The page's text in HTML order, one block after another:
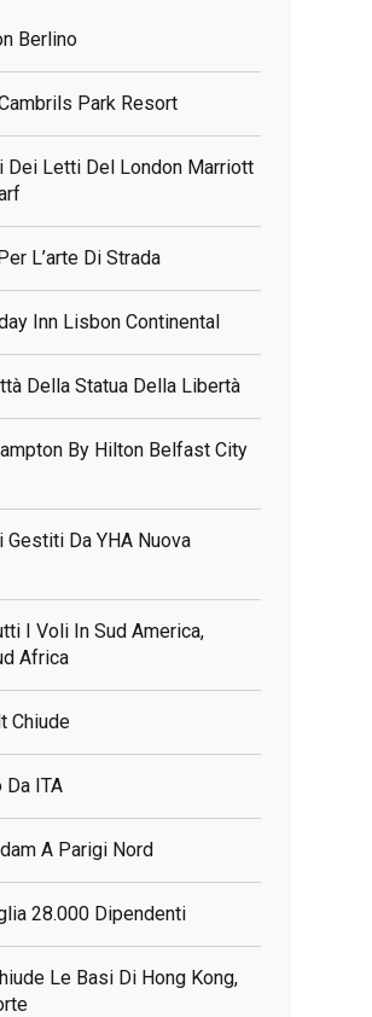
Berlino
Park Resort
Dei Letti Del London Marriott
L’arte Di Strada
Inn Lisbon Continental
Della Statua Della Libertà
By Hilton Belfast City
Da YHA Nuova
I Voli In Sud America,
Africa
Chiude
ITA
A Parigi Nord
28.000 Dipendenti
Le Basi Di Hong Kong,